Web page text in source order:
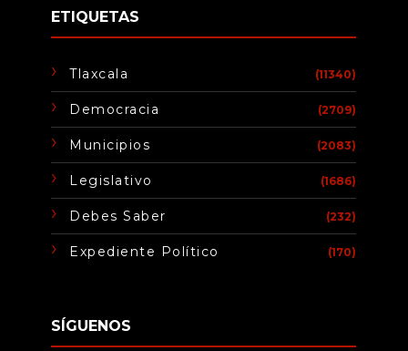
ETIQUETAS
Tlaxcala (11340)
Democracia (2709)
Municipios (2083)
Legislativo (1686)
Debes Saber (232)
Expediente Político (170)
SÍGUENOS